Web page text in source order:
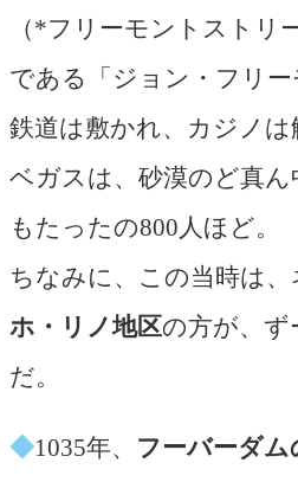
（*フリーモントストリ
である「ジョン・フリ
鉄道は敷かれ、カジノ
ベガスは、砂漠のど真
もたったの800人ほど。
ちなみに、この当時は
ホ・リノ地区の方が、
だ。
◆1035年、 フーバーダム